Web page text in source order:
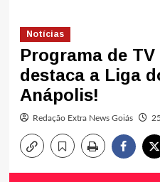
Notícias
Programa de
destaca a Liga
Anápolis!
Redação Extra News Goiás